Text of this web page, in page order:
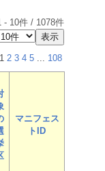
- 10件 / 1078件
1 2 3 4 5 ... 108
マニフェス
トID